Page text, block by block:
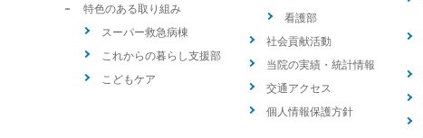
特色のある取り組み
スーパー救急病棟
これからの暮らし支援部
こどもケア
看護部
社会貢献活動
当院の実績・統計情報
交通アクセス
個人情報保護方針